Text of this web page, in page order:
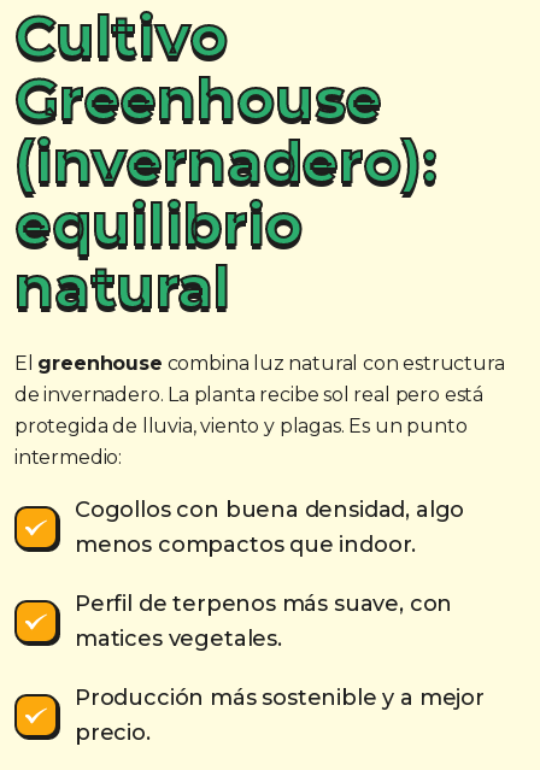
Cultivo
Greenhouse
(invernadero):
equilibrio
natural
El greenhouse combina luz natural con estructura
de invernadero. La planta recibe sol real pero está
protegida de lluvia, viento y plagas. Es un punto
intermedio:
Cogollos con buena densidad, algo
menos compactos que indoor.
Perfil de terpenos más suave, con
matices vegetales.
Producción más sostenible y a mejor
precio.